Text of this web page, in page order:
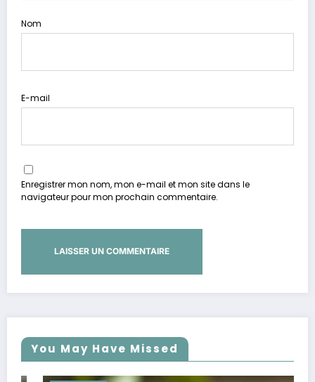
Nom
E-mail
Enregistrer mon nom, mon e-mail et mon site dans le
navigateur pour mon prochain commentaire.
You May Have Missed